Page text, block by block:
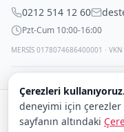
Outlet Fırsatları
Gizli Paketleme
0212 514 12 60
Pzt-Cum 10:00-16:00
MERSİS 0178074686400001 ·
Güvenli alışveriş:
Çerezleri kullanıyoruz.
deneyimi için çerezler
sayfanın altındaki